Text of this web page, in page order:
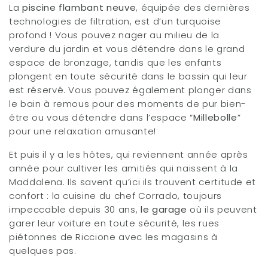
La piscine flambant neuve, équipée des dernières
technologies de filtration, est d’un turquoise
profond ! Vous pouvez nager au milieu de la
verdure du jardin et vous détendre dans le grand
espace de bronzage, tandis que les enfants
plongent en toute sécurité dans le bassin qui leur
est réservé. Vous pouvez également plonger dans
le bain à remous pour des moments de pur bien-
être ou vous détendre dans l’espace “Millebolle”
pour une relaxation amusante!
Et puis il y a les hôtes, qui reviennent année après
année pour cultiver les amitiés qui naissent à la
Maddalena. Ils savent qu’ici ils trouvent certitude et
confort : la cuisine du chef Corrado, toujours
impeccable depuis 30 ans, le garage où ils peuvent
garer leur voiture en toute sécurité, les rues
piétonnes de Riccione avec les magasins à
quelques pas.